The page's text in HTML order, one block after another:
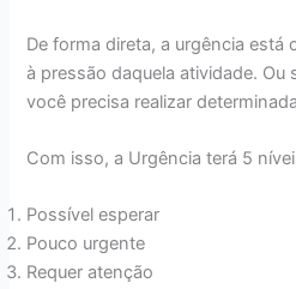
De forma direta, a urgência está
à pressão daquela atividade. Ou
você precisa realizar
Com isso, a Urgência terá 5
Possível esperar
Pouco urgente
Requer atenção